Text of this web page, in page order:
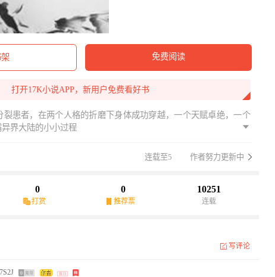
免费阅读
打开17K小说APP，新用户免费看好书
裂患者，在两个人格的折磨下身体成功穿越，一个天赋卓绝，一个
界大陆的小小过程
连载至5 作者努力更新中
0
打赏
0
推荐票
10251
连载
写评论